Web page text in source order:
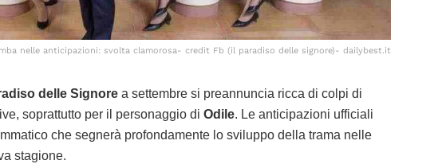
nelle anticipazioni: svolta clamorosa- credit Fb (il paradiso delle signore)- dailybest.it
delle Signore a settembre si preannuncia ricca di colpi di
soprattutto per il personaggio di Odile. Le anticipazioni ufficiali
che segnerà profondamente lo sviluppo della trama nelle
stagione.